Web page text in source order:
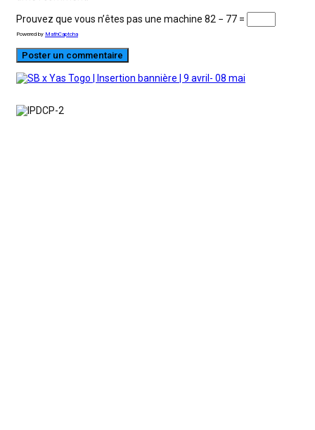
Prouvez que vous n’êtes pas une machine 82 − 77 =
Powered by MathCaptcha